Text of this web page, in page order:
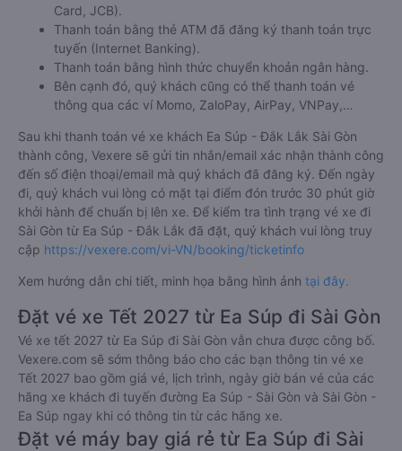
Card, JCB).
Thanh toán bằng thẻ ATM đã đăng ký thanh toán trực
tuyến (Internet Banking).
Thanh toán bằng hình thức chuyển khoản ngân hàng.
Bên cạnh đó, quý khách cũng có thể thanh toán vé
thông qua các ví Momo, ZaloPay, AirPay, VNPay,…
Sau khi thanh toán vé xe khách Ea Súp - Đắk Lắk Sài Gòn
thành công, Vexere sẽ gửi tin nhắn/email xác nhận thành công
đến số điện thoại/email mà quý khách đã đăng ký. Đến ngày
đi, quý khách vui lòng có mặt tại điểm đón trước 30 phút giờ
khởi hành để chuẩn bị lên xe. Để kiểm tra tình trạng vé xe đi
Sài Gòn từ Ea Súp - Đắk Lắk đã đặt, quý khách vui lòng truy
cập https://vexere.com/vi-VN/booking/ticketinfo
Xem hướng dẫn chi tiết, minh họa bằng hình ảnh tại đây.
Đặt vé xe Tết 2027 từ Ea Súp đi Sài Gòn
Vé xe tết 2027 từ Ea Súp đi Sài Gòn vẫn chưa được công bố.
Vexere.com sẽ sớm thông báo cho các bạn thông tin vé xe
Tết 2027 bao gồm giá vé, lịch trình, ngày giờ bán vé của các
hãng xe khách đi tuyến đường Ea Súp - Sài Gòn và Sài Gòn -
Ea Súp ngay khi có thông tin từ các hãng xe.
Đặt vé máy bay giá rẻ từ Ea Súp đi Sài